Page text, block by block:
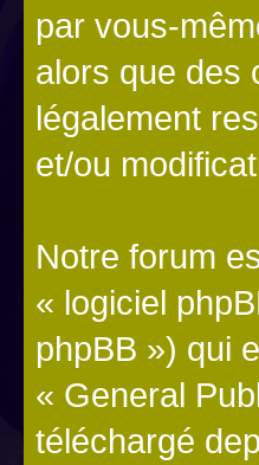
par vous-
alors que des
légalement
et/ou
Notre forum
« logiciel
phpBB ») qui
« General
téléchargé